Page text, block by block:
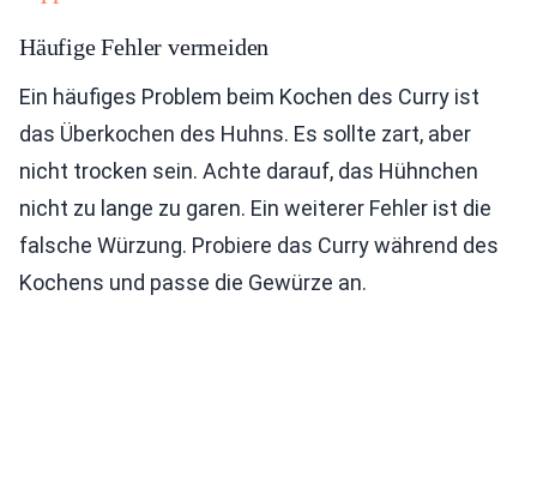
Häufige Fehler vermeiden
Ein häufiges Problem beim Kochen des Curry ist
das Überkochen des Huhns. Es sollte zart, aber
nicht trocken sein. Achte darauf, das Hühnchen
nicht zu lange zu garen. Ein weiterer Fehler ist die
falsche Würzung. Probiere das Curry während des
Kochens und passe die Gewürze an.